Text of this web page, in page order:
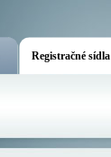
Registračné sídla